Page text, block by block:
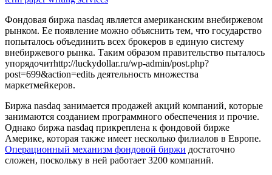
Фондовая биржа nasdaq является американским внебиржевом
рынком. Ее появление можно объяснить тем, что государство
попыталось объединить всех брокеров в единую систему
внебиржевого рынка. Таким образом правительство пыталось
упорядочитhttp://luckydollar.ru/wp-admin/post.php?
post=699&action=editь деятельность множества
маркетмейкеров.
Биржа nasdaq занимается продажей акций компаний, которые
занимаются созданием программного обеспечения и прочие.
Однако биржа nasdaq прикреплена к фондовой бирже
Америке, которая также имеет несколько филиалов в Европе.
Операционный механизм фондовой биржи достаточно
сложен, поскольку в ней работает 3200 компаний.